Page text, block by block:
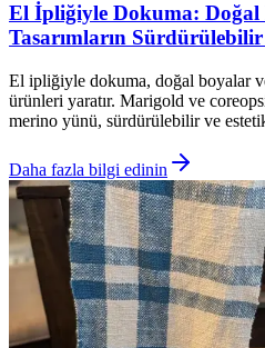
El İpliğiyle Dokuma: Doğal
Tasarımların
El ipliğiyle dokuma, doğal boyalar
ürünleri yaratır. Marigold ve
merino yünü, sürdürülebilir ve
Daha fazla bilgi edinin